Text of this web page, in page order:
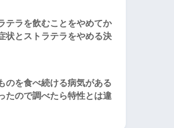
テラを飲むことをやめてか
状とストラテラをやめる決
のを食べ続ける病気がある
たので調べたら特性とは違